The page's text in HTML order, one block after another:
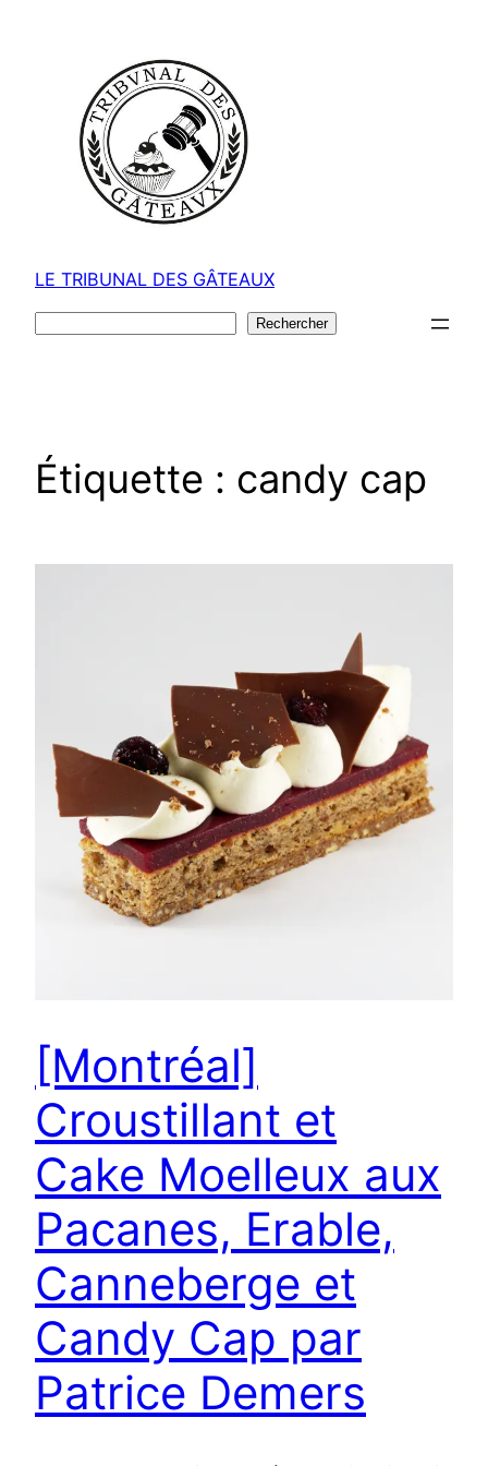
LE TRIBUNAL DES GÂTEAUX
Rechercher
Étiquette : candy cap
[Montréal]
Croustillant et
Cake Moelleux aux
Pacanes, Erable,
Canneberge et
Candy Cap par
Patrice Demers